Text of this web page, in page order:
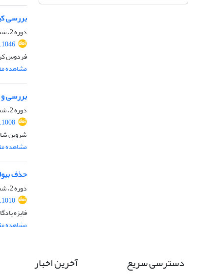
بررسی
دوره 2، شماره 3، پاییز 1396، صفحه
فردوس
مشاهده
بررسی و
دوره 2، شماره 2، تابستان 1396، صفحه
شروین
مشاهده
حذف
دوره 2، شماره 2، تابستان 1396، صفحه
فایزه
مشاهده
دسترسی سریع آخرین اخبار